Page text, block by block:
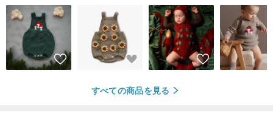
すべての商品を見る